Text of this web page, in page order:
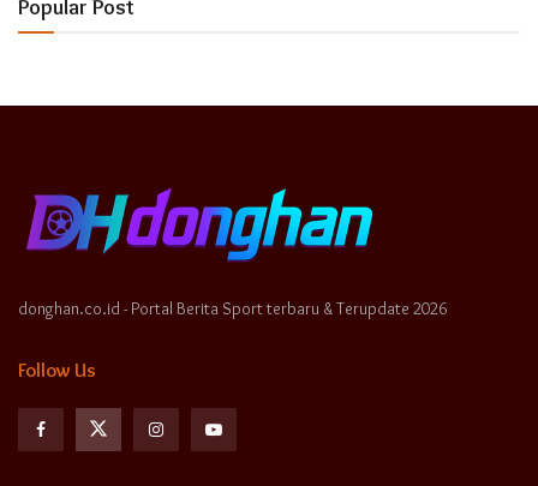
Popular Post
donghan.co.id - Portal Berita Sport terbaru & Terupdate 2026
Follow Us